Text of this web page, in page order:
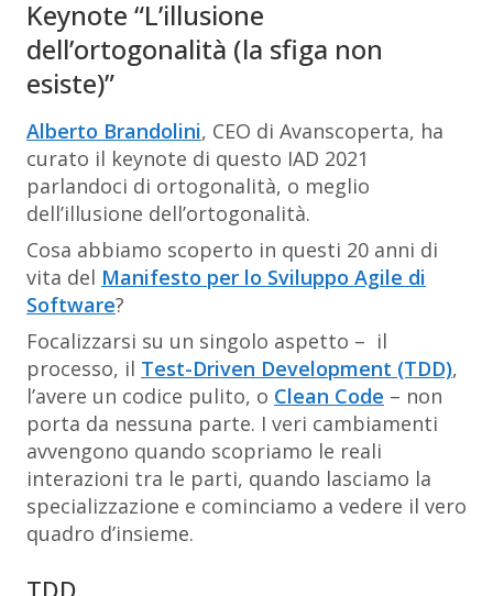
Keynote “L’illusione
dell’ortogonalità (la sfiga non
esiste)”
Alberto Brandolini, CEO di Avanscoperta, ha
curato il keynote di questo IAD 2021
parlandoci di ortogonalità, o meglio
dell’illusione dell’ortogonalità.
Cosa abbiamo scoperto in questi 20 anni di
vita del Manifesto per lo Sviluppo Agile di
Software?
Focalizzarsi su un singolo aspetto – il
processo, il Test-Driven Development (TDD),
l’avere un codice pulito, o Clean Code – non
porta da nessuna parte. I veri cambiamenti
avvengono quando scopriamo le reali
interazioni tra le parti, quando lasciamo la
specializzazione e cominciamo a vedere il vero
quadro d’insieme.
TDD